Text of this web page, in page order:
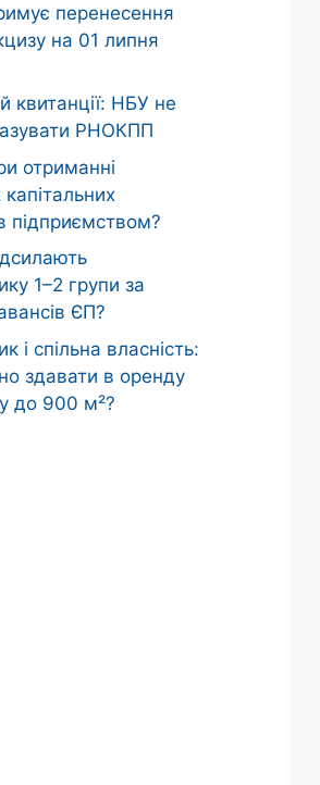
перенесення
на 01 липня
квитанції: НБУ не
РНОКПП
отриманні
підприємством?
1–2 групи за
ЄП?
і спільна власність:
здавати в оренду
до 900 м²?